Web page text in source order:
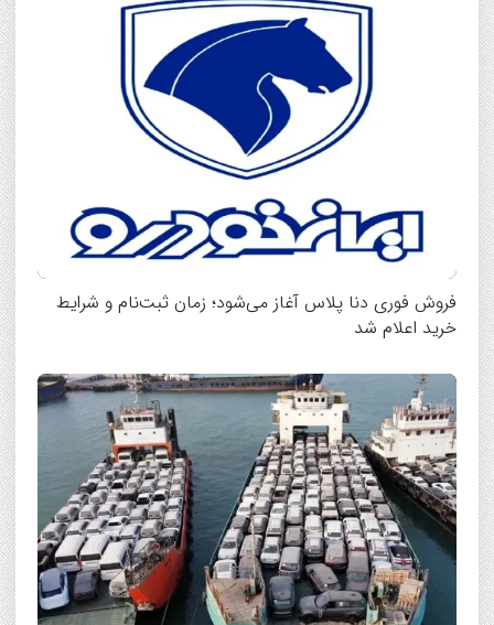
فروش فوری دنا پلاس آغاز می‌شود؛ زمان ثبت‌نام و شرایط
خرید اعلام شد